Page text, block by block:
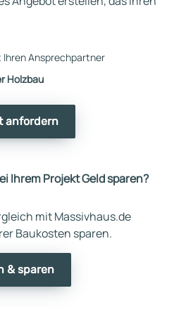
Ihren Ansprechpartner
Holzbau
anfordern
Ihrem Projekt Geld sparen?
mit Massivhaus.de
Baukosten sparen.
& sparen